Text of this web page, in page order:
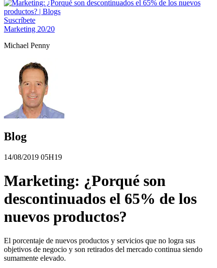
Suscríbete
Marketing 20/20
Michael Penny
Blog
14/08/2019 05H19
Marketing: ¿Porqué son
descontinuados el 65% de los
nuevos productos?
El porcentaje de nuevos productos y servicios que no logra sus
objetivos de negocio y son retirados del mercado continua siendo
sumamente elevado.